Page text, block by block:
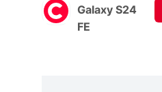
Galaxy S24
FE